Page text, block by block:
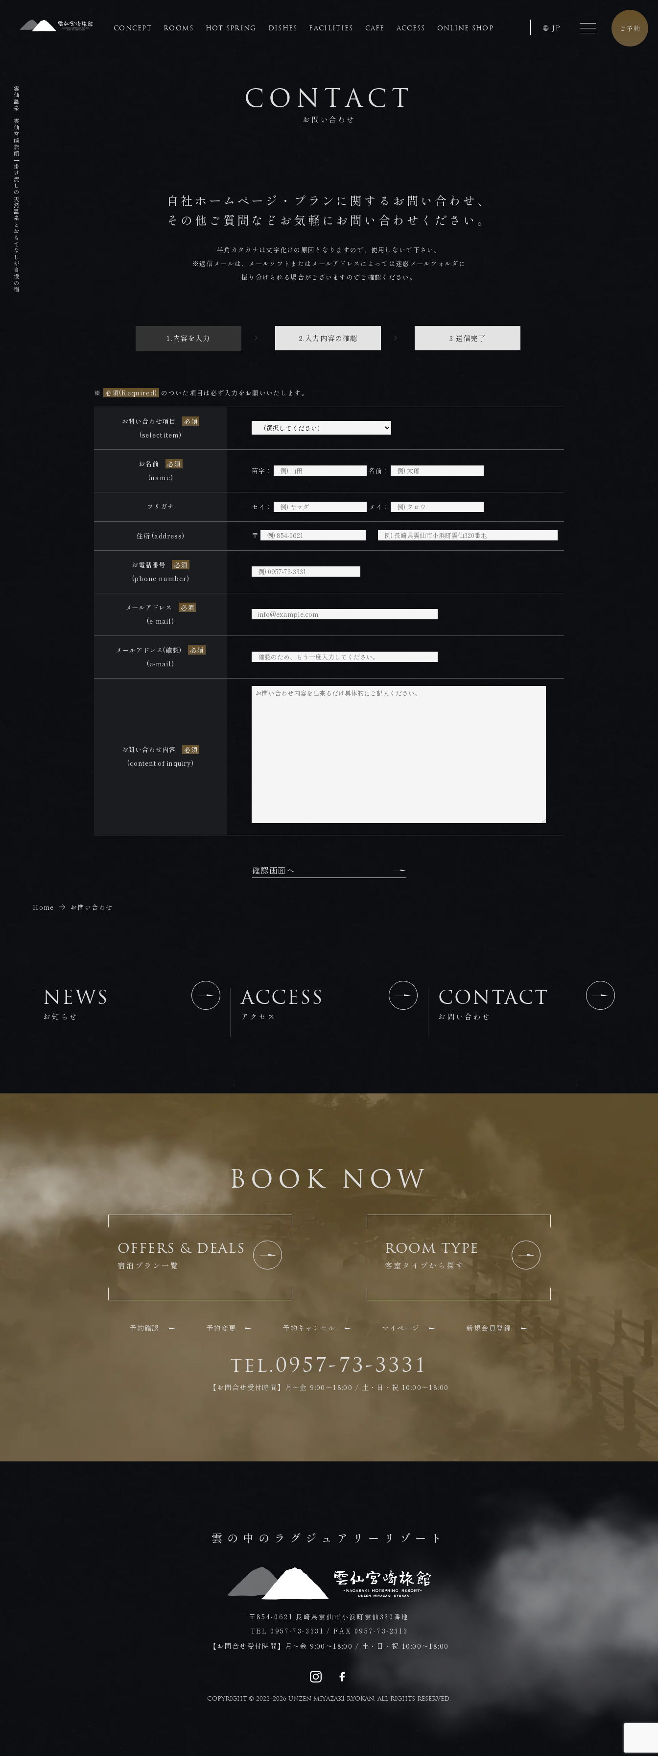
CONCEPT ROOMS HOT SPRING DISHES FACILITIES CAFE ACCESS ONLINE SHOP
雲仙温泉 雲仙宮崎旅館
|
掛け流しの天然温泉とおもてなしが自慢の宿
JP ご予約
PREMIUM FLOOR
館内施設
CONTACT
お問合せ
BOOK NOW
ONLINE SHOP
オンラインショップ
tel.0957-73-3331
〒854-0621 長崎県雲仙市小浜町雲仙320番地
会社概要・求人情報
CONTACT
お問い合わせ
自社ホームページ・プランに関するお問い合わせ、
その他ご質問などお気軽にお問い合わせください。
半角カタカナは文字化けの原因となりますので、使用しないで下さい。
※返信メールは、メールソフトまたはメールアドレスによっては迷惑メールフォルダに
振り分けられる場合がございますのでご確認ください。
1.内容を 入力 2.入力内容の確認 3.送信完了
※ 必須(Required) のついた項目は必ず入力をお願いいたします。
お問い合わせ項目
必須
(select item)
お名前
必須
(name)
苗字： 名前：
フリガナ セイ： メイ：
住所 (address) 〒
お電話番号
必須
(phone number)
メールアドレス
必須
(e-mail)
メールアドレス(確認)
必須
(e-mail)
お問い合わせ内容
必須
(content of inquiry)
確認画面へ
Home お問い合わせ
NEWS
お知らせ
ACCESS
アクセス
CONTACT
お問い合わせ
BOOK NOW
OFFERS & DEALS
宿泊プラン一覧
ROOM TYPE
客室タイプから探す
予約確認 予約変更 予約キャンセル マイページ 新規会員登録
tel.0957-73-3331
【お問合せ受付時間】月～金 9:00～18:00 / 土・日・祝 10:00～18:00
雲の中のラグジュアリーリゾート
〒854-0621 長崎県雲仙市小浜町雲仙320番地
TEL 0957-73-3331 / FAX 0957-73-2313
【お問合せ受付時間】 月～金 9:00～18:00 / 土・日・祝 10:00～18:00
COPYRIGHT © 2022–2026 UNZEN MIYAZAKI RYOKAN. ALL RIGHTS RESERVED.